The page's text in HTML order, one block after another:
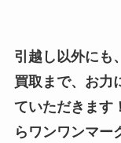
引越し以外にも
買取まで、お力
ていただきます
らワンワンマー